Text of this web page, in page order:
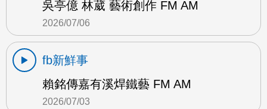
吳亭億 林葳 藝術創作 FM AM
2026/07/06
fb新鮮事
賴銘傳嘉有溪焊鐵藝 FM AM
2026/07/03